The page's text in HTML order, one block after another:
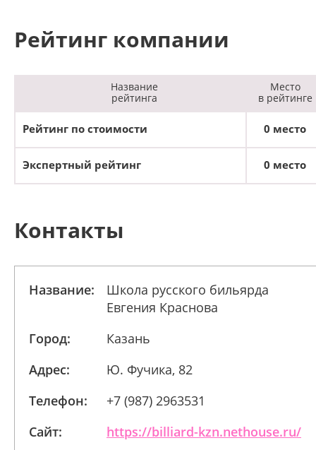
Рейтинг компании
Название
рейтинга
Место
в рейтинге
Рейтинг по стоимости 0 место
Экспертный рейтинг 0 место
Контакты
Название:
Школа русского бильярда
Евгения Краснова
Город:
Казань
Адрес:
Ю. Фучика, 82
Телефон:
+7 (987) 2963531
Сайт:
https://billiard-kzn.nethouse.ru/